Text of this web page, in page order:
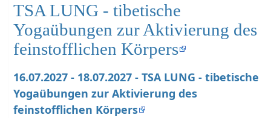
TSA LUNG - tibetische
Yogaübungen zur Aktivierung des
feinstofflichen Körpers
16.07.2027 - 18.07.2027 - TSA LUNG - tibetische
Yogaübungen zur Aktivierung des
feinstofflichen Körpers